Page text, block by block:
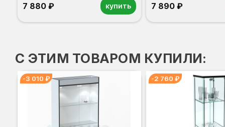
7 880 ₽ купить 7 890 ₽
С ЭТИМ ТОВАРОМ КУПИЛИ:
-3 010 ₽ -2 760 ₽